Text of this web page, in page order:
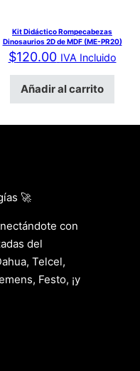
Kit Didáctico Rompecabezas
Dinosaurios 2D de MDF (ME-PR20)
$120.00 IVA Incluido
Añadir al carrito
🚀
con
del
Telcel,
Festo, ¡y